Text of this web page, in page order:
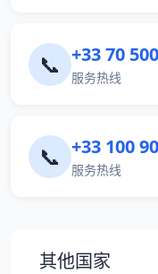
📞 +33 70
服务热线
📞 +33 100
服务热线
其他国家